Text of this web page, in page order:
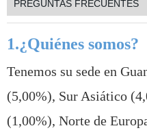
PREGUNTAS FRECUENTES
1.¿Quiénes somos?
Tenemos su sede en
(5,00%), Sur Asiático
(1,00%), Norte de